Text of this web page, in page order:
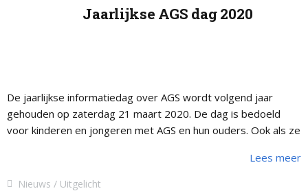
Jaarlijkse AGS dag 2020
De jaarlijkse informatiedag over AGS wordt volgend jaar
gehouden op zaterdag 21 maart 2020. De dag is bedoeld
voor kinderen en jongeren met AGS en hun ouders. Ook als ze
Lees meer
Nieuws Uitgelicht